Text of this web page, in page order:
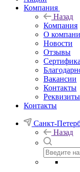
Компания
Назад
Компания
О
Новости
Отзывы
Вакансии
Контакты
Реквизиты
Контакты
Санкт-
Назад